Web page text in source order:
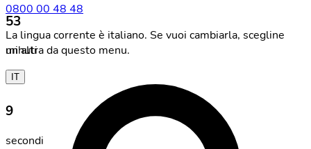
0800 00 48 48
La lingua corrente è italiano. Se vuoi cambiarla, scegline
un'altra da questo menu.
IT
53
minuti
:
9
secondi